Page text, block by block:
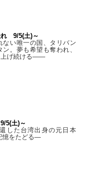
れ 9/5(土)～
ない唯一の国、タリバン
。夢も希望も奪われ、
上げ続ける——
5(土)～
した台湾出身の元日本
憶をたどる—